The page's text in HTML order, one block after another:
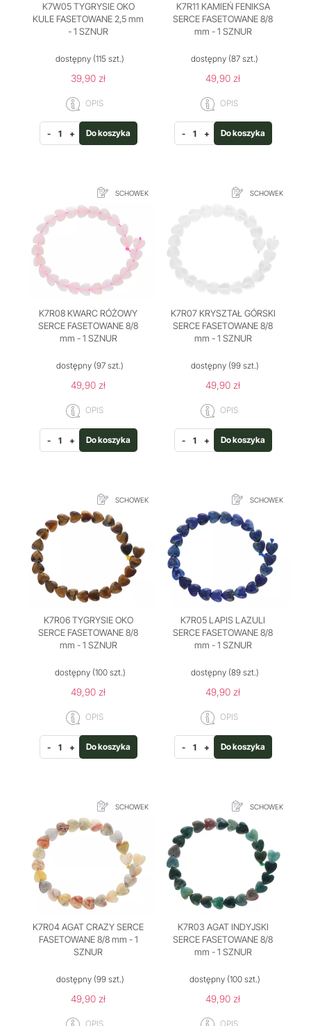
K7W05 TYGRYSIE OKO
KULE FASETOWANE 2,5 mm
- 1 SZNUR
dostępny (115 szt.)
39,90 zł
OPIS
- + Do koszyka
K7R11 KAMIEŃ FENIKSA
SERCE FASETOWANE 8/8
mm - 1 SZNUR
dostępny (87 szt.)
49,90 zł
OPIS
- + Do koszyka
SCHOWEK
K7R08 KWARC RÓŻOWY
SERCE FASETOWANE 8/8
mm - 1 SZNUR
dostępny (97 szt.)
49,90 zł
OPIS
- + Do koszyka
SCHOWEK
K7R07 KRYSZTAŁ GÓRSKI
SERCE FASETOWANE 8/8
mm - 1 SZNUR
dostępny(99 szt.)
49,90 zł
OPIS
- + Do koszyka
SCHOWEK
K7R06 TYGRYSIE OKO
SERCE FASETOWANE 8/8
mm - 1 SZNUR
dostępny(100 szt.)
49,90 zł
OPIS
- + Do koszyka
SCHOWEK
K7R05 LAPIS LAZULI
SERCE FASETOWANE 8/8
mm - 1 SZNUR
dostępny(89 szt.)
49,90 zł
OPIS
- + Do koszyka
SCHOWEK
K7R04 AGAT CRAZY SERCE
FASETOWANE 8/8 mm - 1
SZNUR
dostępny(99 szt.)
49,90 zł
OPIS
SCHOWEK
K7R03 AGAT INDYJSKI
SERCE FASETOWANE 8/8
mm - 1 SZNUR
dostępny(100 szt.)
49,90 zł
OPIS